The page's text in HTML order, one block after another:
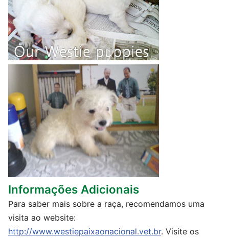
Informações Adicionais
Para saber mais sobre a raça, recomendamos uma
visita ao website:
http://www.westiepaixaonacional.vet.br. Visite os